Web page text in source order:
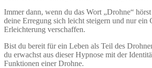
Immer dann, wenn du das Wort „Drohne“
deine Erregung sich leicht steigern und nur ein
Erleichterung verschaffen.
Bist du bereit für ein Leben als Teil des
du erwachst aus dieser Hypnose mit der
Funktionen einer Drohne.